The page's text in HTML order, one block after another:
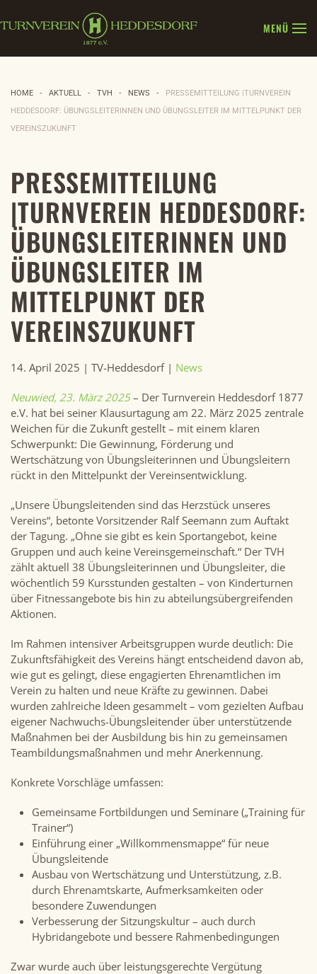
Zum Hauptinhalt springen
MENÜ
HOME AKTUELL TVH NEWS
PRESSEMITTEILUNG |TURNVEREIN
HEDDESDORF: ÜBUNGSLEITERINNEN UND ÜBUNGSLEITER IM MITTELPUNKT DER
VEREINSZUKUNFT
PRESSEMITTEILUNG
|TURNVEREIN HEDDESDORF:
ÜBUNGSLEITERINNEN UND
ÜBUNGSLEITER IM
MITTELPUNKT DER
VEREINSZUKUNFT
14. April 2025 | TV-Heddesdorf | News
Neuwied, 23. März 2025– Der Turnverein Heddesdorf 1877
e.V. hat bei seiner Klausurtagung am 22. März 2025 zentrale
Weichen für die Zukunft gestellt – mit einem klaren
Schwerpunkt: Die Gewinnung, Förderung und
Wertschätzung von Übungsleiterinnen und Übungsleitern
rückt in den Mittelpunkt der Vereinsentwicklung.
„Unsere Übungsleitenden sind das Herzstück unseres
Vereins“, betonte Vorsitzender Ralf Seemann zum Auftakt
der Tagung. „Ohne sie gibt es kein Sportangebot, keine
Gruppen und auch keine Vereinsgemeinschaft.“ Der TVH
zählt aktuell 38 Übungsleiterinnen und Übungsleiter, die
wöchentlich 59 Kursstunden gestalten – von Kinderturnen
über Fitnessangebote bis hin zu abteilungsübergreifenden
Aktionen.
Im Rahmen intensiver Arbeitsgruppen wurde deutlich: Die
Zukunftsfähigkeit des Vereins hängt entscheidend davon ab,
wie gut es gelingt, diese engagierten Ehrenamtlichen im
Verein zu halten und neue Kräfte zu gewinnen. Dabei
wurden zahlreiche Ideen gesammelt – vom gezielten Aufbau
eigener Nachwuchs-Übungsleitender über unterstützende
Maßnahmen bei der Ausbildung bis hin zu gemeinsamen
Teambildungsmaßnahmen und mehr Anerkennung.
Konkrete Vorschläge umfassen:
Gemeinsame Fortbildungen und Seminare („Training für
Trainer“)
Einführung einer „Willkommensmappe“ für neue
Übungsleitende
Ausbau von Wertschätzung und Unterstützung, z.B.
durch Ehrenamtskarte, Aufmerksamkeiten oder
besondere Zuwendungen
Verbesserung der Sitzungskultur – auch durch
Hybridangebote und bessere Rahmenbedingungen
Zwar wurde auch über leistungsgerechte Vergütung